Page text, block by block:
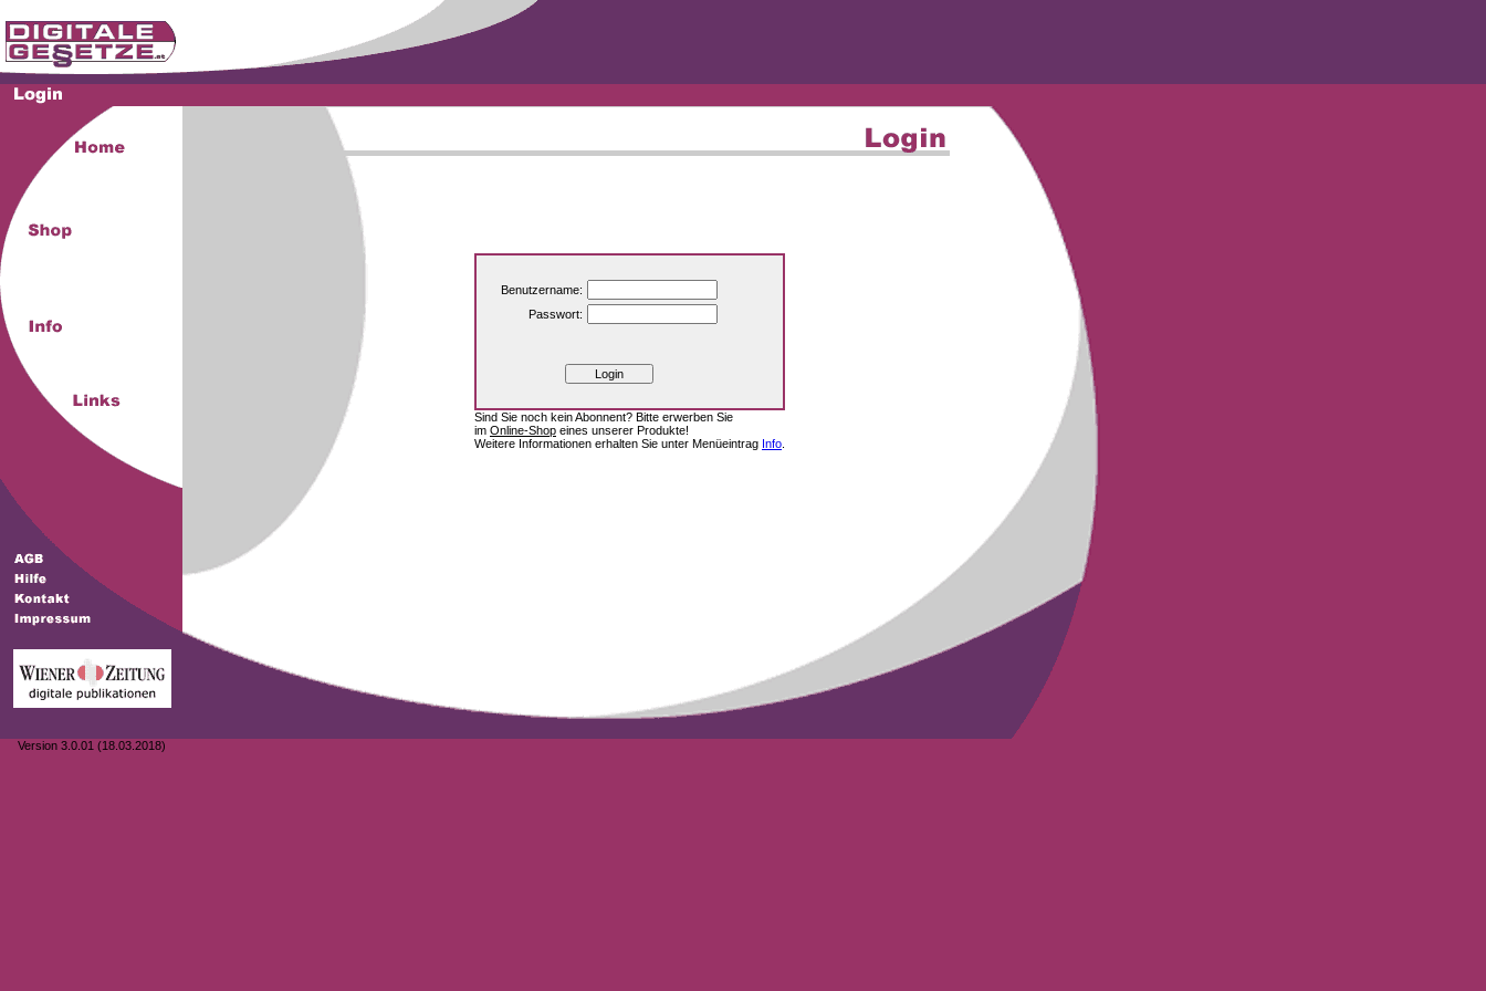
Version 3.0.01 (18.03.2018)
Benutzername:
Passwort:
Sind Sie noch kein Abonnent? Bitte erwerben Sie
im Online-Shop eines unserer Produkte!
Weitere Informationen erhalten Sie unter Menüeintrag Info